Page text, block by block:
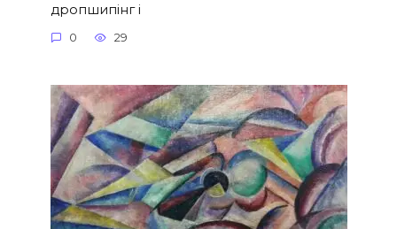
дропшипінг і
0 29